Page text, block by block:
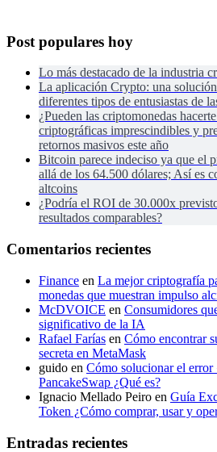
Post populares hoy
Lo más destacado de la industria
La aplicación Crypto: una
diferentes tipos de entusiastas de
¿Pueden las criptomonedas
criptográficas imprescindibles y
retornos masivos este año
Bitcoin parece indeciso ya que el
allá de los 64.500 dólares; Así es
altcoins
¿Podría el ROI de 30.000x
resultados comparables?
Comentarios recientes
Finance en La mejor criptografía
monedas que muestran impulso
McDVOICE en Consumidores
significativo de la IA
Rafael Farías en Cómo encontrar
secreta en MetaMask
guido en Cómo solucionar el error
PancakeSwap ¿Qué es?
Ignacio Mellado Peiro en Guía
Token ¿Cómo comprar, usar y
Entradas recientes